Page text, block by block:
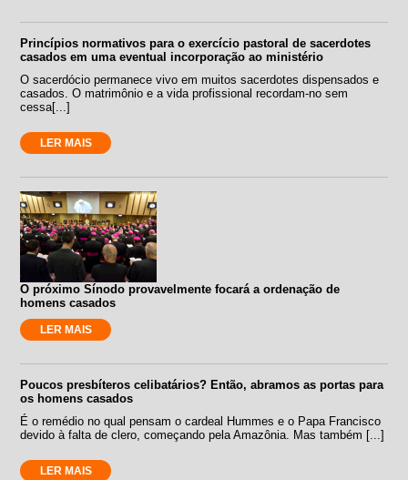
Princípios normativos para o exercício pastoral de sacerdotes
casados em uma eventual incorporação ao ministério
O sacerdócio permanece vivo em muitos sacerdotes dispensados e
casados. O matrimônio e a vida profissional recordam-no sem
cessa[...]
LER MAIS
O próximo Sínodo provavelmente focará a ordenação de
homens casados
LER MAIS
Poucos presbíteros celibatários? Então, abramos as portas para
os homens casados
É o remédio no qual pensam o cardeal Hummes e o Papa Francisco
devido à falta de clero, começando pela Amazônia. Mas também [...]
LER MAIS